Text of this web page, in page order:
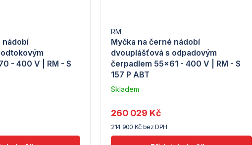
nádobí
- 400 V | RM - S
Myčka na černé nádobí
dvouplášťová s odpadovým
čerpadlem 55x61 - 400 V | RM - S
157 P ABT
RM
Skladem
dodavatele
(5)
214 900 Kč bez DPH
260 029 Kč